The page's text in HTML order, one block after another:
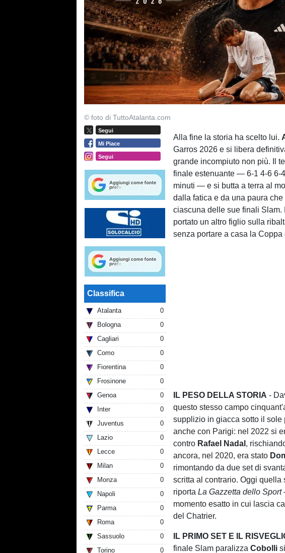
© foto di TuttoAtalanta.com
Segui
Mi Piace
Segui
Classifica
Atalanta
0
Bologna
0
Cagliari
0
Como
0
Fiorentina
0
Frosinone
0
Genoa
0
Inter
0
Juventus
0
Lazio
0
Lecce
0
Milan
0
Monza
0
Napoli
0
Parma
0
Roma
0
Sassuolo
0
Torino
0
Alla fine la storia ha scelto lui.
Garros 2026 e si libera
grande incompiuto non più. Il
finale estenuante — 6-1 4-6 6-
minuti — e si butta a terra al
dalla fatica e da una paura
ciascuna delle sue finali
portato un altro figlio sulla
senza portare a casa la Coppa
IL PESO DELLA STORIA -
questo stesso campo
supplizio in giacca sotto il
anche con Parigi: nel 2022 si
contro Rafael Nadal ,
ancora, nel 2020, era stato
rimontando da due set di
scritta al contrario. Oggi quella
riportaLa Gazzetta dello Sport
momento esatto in cui lascia
del Chatrier.
IL PRIMO SET E IL
finale Slam paralizzaCobolli